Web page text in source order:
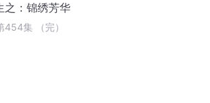
之：锦绣芳华
454集 （完）